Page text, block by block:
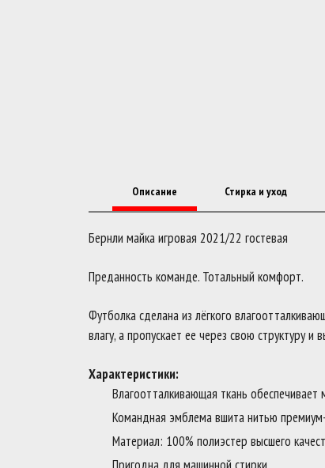
Описание Стирка и уход
Бернли майка игровая 2021/22 гостевая
Преданность команде. Тотальный комфорт.
Футболка сделана из лёгкого
влагу, а пропускает ее через свою структуру
Характеристики:
Влагоотталкивающая ткань
Командная эмблема вшита нитью
Материал: 100% полиэстер высшего